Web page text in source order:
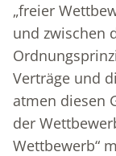
„freier
und zwischen
Verträge und
atmen diesen
der
Wettbewerb“